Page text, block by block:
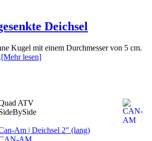
Deichsel
Kugel mit einem Durchmesser von 5 cm.
[Mehr lesen]